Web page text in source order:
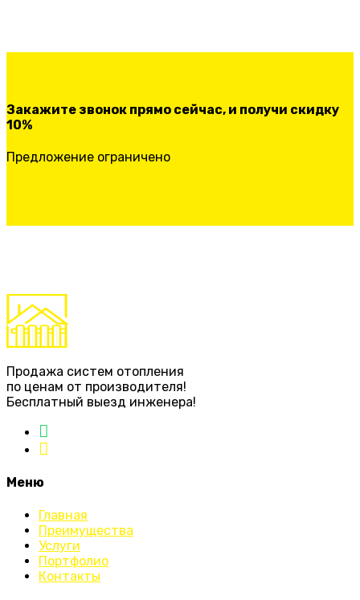
Закажите звонок прямо сейчас, и получи скидку
10%
Предложение ограничено
Продажа систем отопления
по ценам от производителя!
Бесплатный выезд инженера!
Меню
Главная
Преимущества
Услуги
Портфолио
Контакты